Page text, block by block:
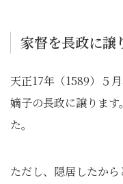
家督を長政に譲
天正17年（1589）５
嫡子の長政に譲りま
た。
ただし、隠居したか